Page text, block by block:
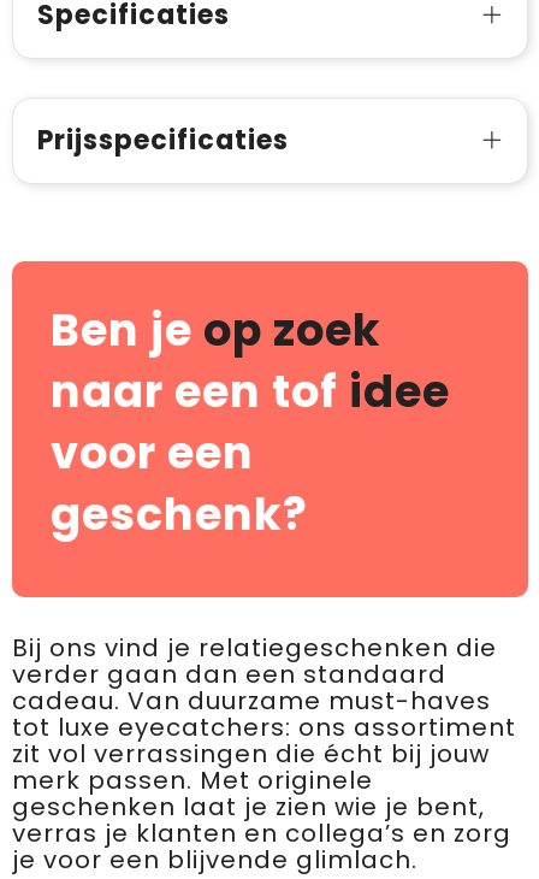
Specificaties
Prijsspecificaties
Ben je op zoek
naar een tof idee
voor een
geschenk?
Bij ons vind je relatiegeschenken die
verder gaan dan een standaard
cadeau. Van duurzame must-haves
tot luxe eyecatchers: ons assortiment
zit vol verrassingen die écht bij jouw
merk passen. Met originele
geschenken laat je zien wie je bent,
verras je klanten en collega’s en zorg
je voor een blijvende glimlach.